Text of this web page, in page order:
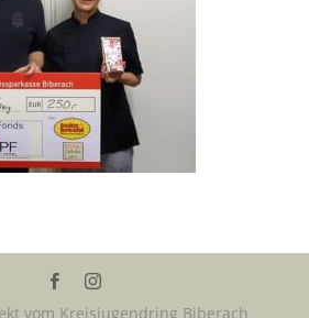
vom Kreisjugendring Biberach